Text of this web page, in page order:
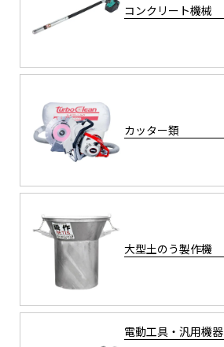
コンクリート機械
カッター類
大型土のう製作機
電動工具・汎用機器